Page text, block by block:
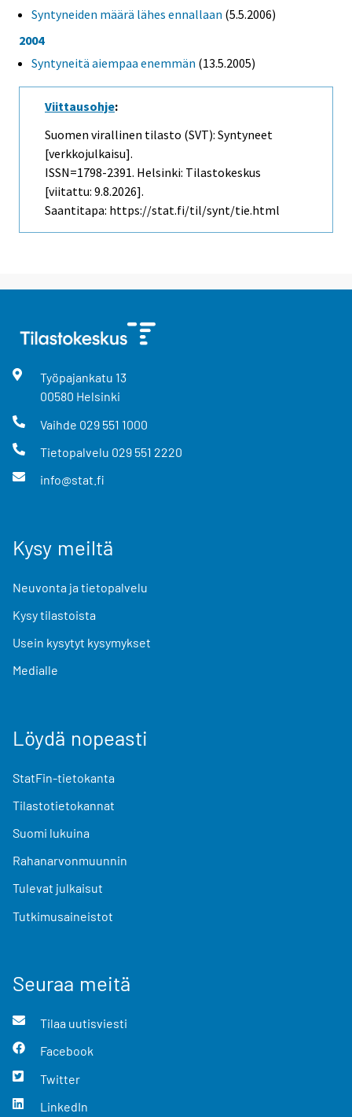
Syntyneiden määrä lähes ennallaan (5.5.2006)
2004
Syntyneitä aiempaa enemmän (13.5.2005)
Viittausohje:
Suomen virallinen tilasto (SVT): Syntyneet
[verkkojulkaisu].
ISSN=1798-2391. Helsinki: Tilastokeskus
[viitattu: 9.8.2026].
Saantitapa: https://stat.fi/til/synt/tie.html
Työpajankatu 13
00580 Helsinki
Vaihde 029 551 1000
Tietopalvelu 029 551 2220
info@stat.fi
Kysy meiltä
Neuvonta ja tietopalvelu
Kysy tilastoista
Usein kysytyt kysymykset
Medialle
Löydä nopeasti
StatFin-tietokanta
Tilastotietokannat
Suomi lukuina
Rahanarvonmuunnin
Tulevat julkaisut
Tutkimusaineistot
Seuraa meitä
Tilaa uutisviesti
Facebook
Twitter
LinkedIn